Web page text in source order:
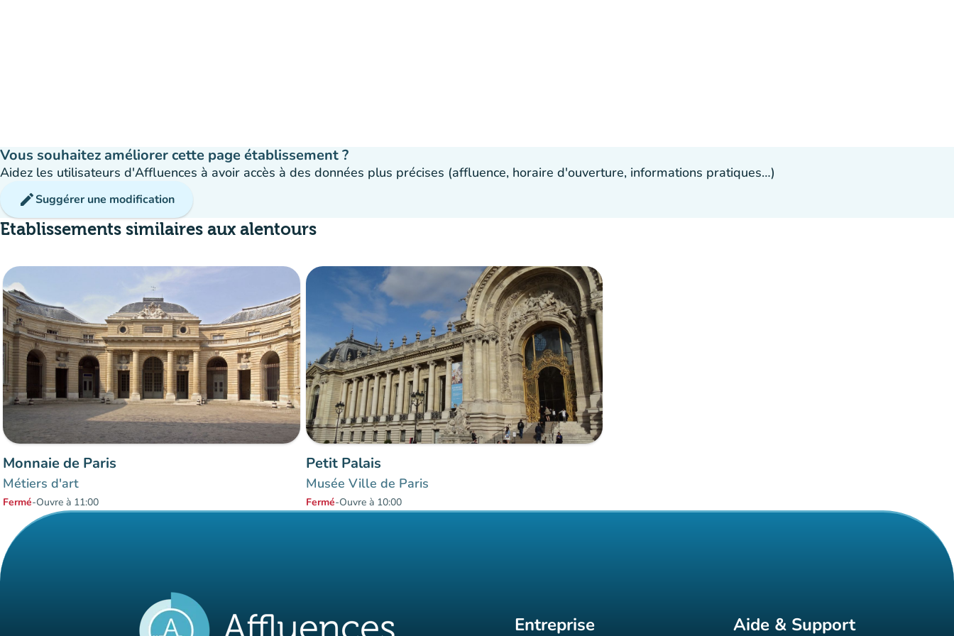
Vous souhaitez améliorer cette page établissement ?
Aidez les utilisateurs d'Affluences à avoir accès à des données plus précises (affluence, horaire d'ouverture, informations pratiques…)
editSuggérer une modification
Etablissements similaires aux alentours
Monnaie de Paris
Métiers d'art
Fermé-Ouvre à 11:00
Petit Palais
Musée Ville de Paris
Fermé-Ouvre à 10:00
Éléments 1 à 2 sur 2
Entreprise Aide & Support